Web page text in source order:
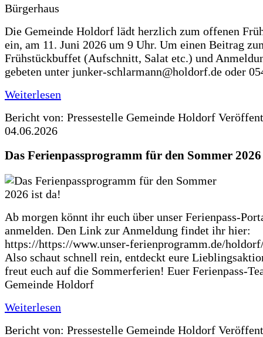
Die Gemeinde Holdorf lädt herzlich zum offenen
ein, am 11. Juni 2026 um 9 Uhr. Um einen Beitrag
Frühstückbuffet (Aufschnitt, Salat etc.) und
gebeten unter junker-schlarmann@holdorf.de oder
Weiterlesen
Bericht von: Pressestelle Gemeinde Holdorf
04.06.2026
Das Ferienpassprogramm für den Sommer
Ab morgen könnt ihr euch über unser Ferienpass-
anmelden. Den Link zur Anmeldung findet ihr hier:
https://https://www.unser-ferienprogramm.de/
Also schaut schnell rein, entdeckt eure
freut euch auf die Sommerferien! Euer Ferienpass-
Gemeinde Holdorf
Weiterlesen
Bericht von: Pressestelle Gemeinde Holdorf